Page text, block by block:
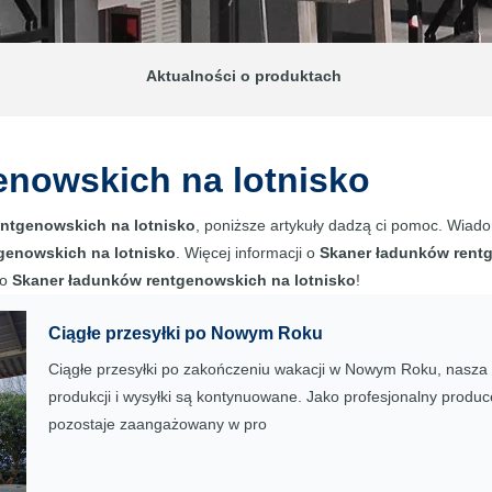
Aktualności o produktach
na lotnisko
na lotnisko , poniższe artykuły dadzą ci pomoc.
na lotnisko . Więcej informacji o Skaner ładunków
Skaner ładunków rentgenowskich na lotnisko!
Ciągłe przesyłki po Nowym Roku
Ciągłe przesyłki po zakończeniu wakacji w Nowym Roku,
produkcji i wysyłki są kontynuowane. Jako profesjonalny
pozostaje zaangażowany w pro